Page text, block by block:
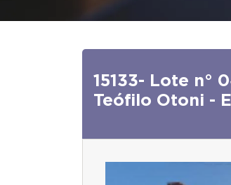
15133- Lote n°
Teófilo Otoni -